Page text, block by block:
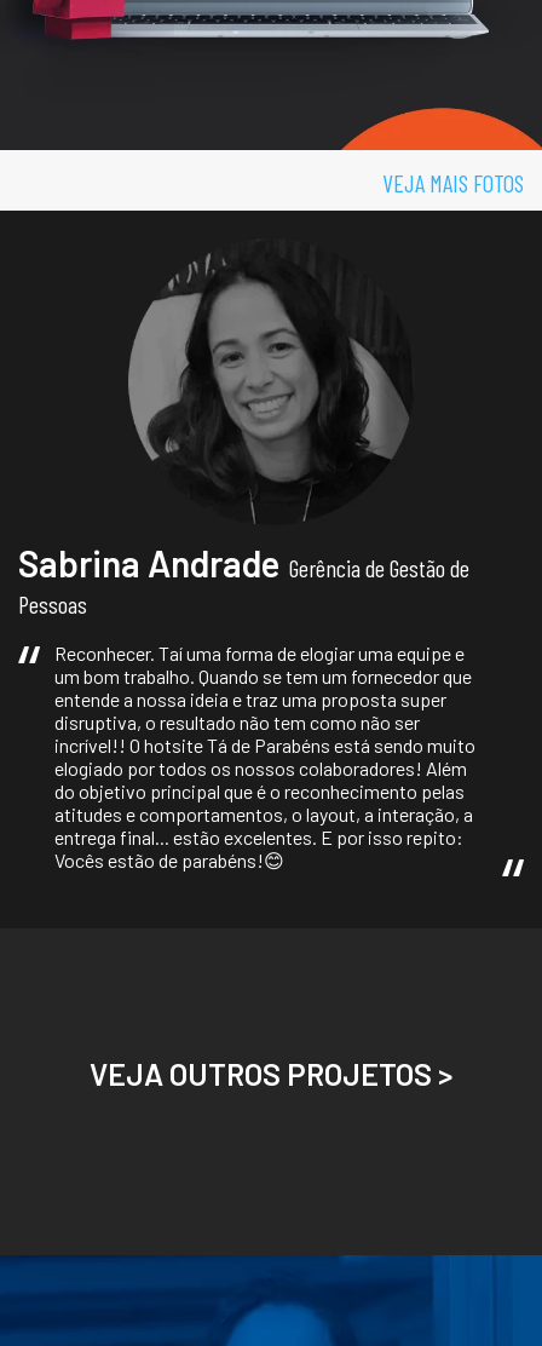
Sabrina Andrade Gerência de Gestão de
Pessoas
Reconhecer. Taí uma forma de elogiar uma equipe e
um bom trabalho. Quando se tem um fornecedor que
entende a nossa ideia e traz uma proposta super
disruptiva, o resultado não tem como não ser
incrível!! O hotsite Tá de Parabéns está sendo muito
elogiado por todos os nossos colaboradores! Além
do objetivo principal que é o reconhecimento pelas
atitudes e comportamentos, o layout, a interação, a
entrega final... estão excelentes. E por isso repito:
Vocês estão de parabéns!😊
VEJA OUTROS PROJETOS >